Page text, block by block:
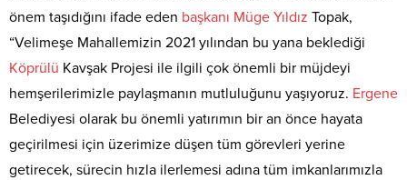
önem taşıdığını ifade eden başkanı Müge Yıldız Topak,
“Velimeşe Mahallemizin 2021 yılından bu yana beklediği
Köprülü Kavşak Projesi ile ilgili çok önemli bir müjdeyi
hemşerilerimizle paylaşmanın mutluluğunu yaşıyoruz. Ergene
Belediyesi olarak bu önemli yatırımın bir an önce hayata
geçirilmesi için üzerimize düşen tüm görevleri yerine
getirecek, sürecin hızla ilerlemesi adına tüm imkanlarımızla